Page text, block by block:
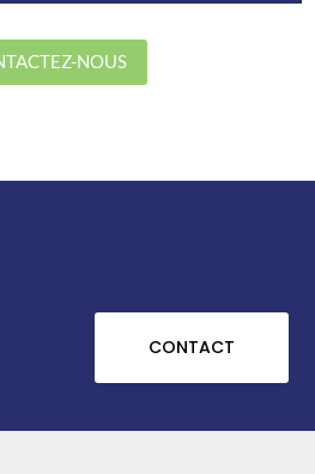
NOUS
CONTACT